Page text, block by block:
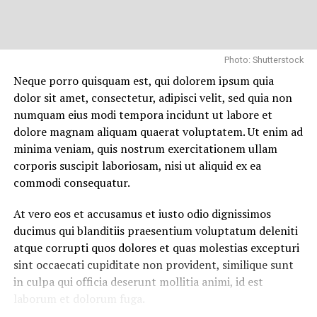
Lorem ipsum dolor sit amet, consectetur adipisicing elit,
magna aliqua. Ut enimad minim veniam, quis nostrud
exercitation ullamco laboris nisi ut aliquip ex ea
commodo consequat.
Nemo enim ipsam voluptatem quia voluptas sit
aspernatur aut odit aut fugit, sed quia consequuntur
magni dolores eos qui ratione voluptatem sequi
Et harum quidem rerum facilis est et expedita distinctio.
Nam libero tempore, cum soluta nobis est eligendi optio
cumquenihil impedit quo minus idquod maxime placeat
facere possimus, omnis voluptas assumenda est, omnis
dolor repellendus.
Photo: Shutterstock
Neque porro quisquam est, qui dolorem ipsum quia
dolor sit amet, consectetur, adipisci velit, sed quia non
numquam eius modi tempora incidunt ut labore et
dolore magnam aliquam quaerat voluptatem. Ut enim ad
minima veniam, quis nostrum exercitationem ullam
corporis suscipit laboriosam, nisi ut aliquid ex ea
commodi consequatur.
At vero eos et accusamus et iusto odio dignissimos
ducimus qui blanditiis praesentium voluptatum deleniti
atque corrupti quos dolores et quas molestias excepturi
sint occaecati cupiditate non provident, similique sunt
in culpa qui officia deserunt mollitia animi, id est
laborum et dolorum fuga.